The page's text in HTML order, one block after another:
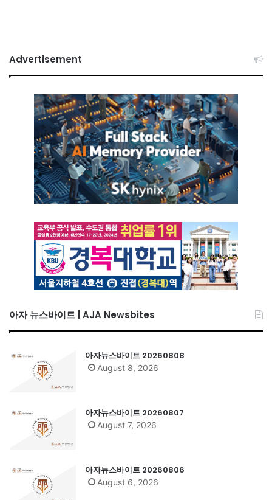
Advertisement
아자 뉴스바이트 | AJA Newsbites
아자뉴스바이트 20260808
August 8, 2026
아자뉴스바이트 20260807
August 7, 2026
아자뉴스바이트 20260806
August 6, 2026